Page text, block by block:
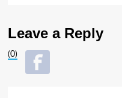
Leave a Reply
(0)